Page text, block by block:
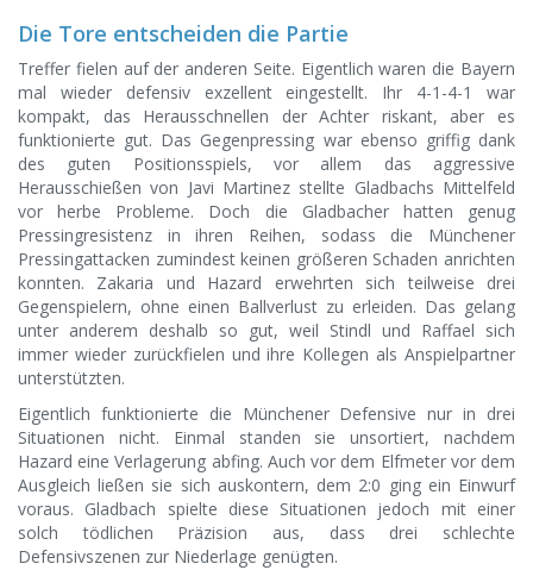
Die Tore entscheiden die Partie
Treffer fielen auf der anderen Seite. Eigentlich waren die Bayern
mal wieder defensiv exzellent eingestellt. Ihr 4-1-4-1 war
kompakt, das Herausschnellen der Achter riskant, aber es
funktionierte gut. Das Gegenpressing war ebenso griffig dank
des guten Positionsspiels, vor allem das aggressive
Herausschießen von Javi Martinez stellte Gladbachs Mittelfeld
vor herbe Probleme. Doch die Gladbacher hatten genug
Pressingresistenz in ihren Reihen, sodass die Münchener
Pressingattacken zumindest keinen größeren Schaden anrichten
konnten. Zakaria und Hazard erwehrten sich teilweise drei
Gegenspielern, ohne einen Ballverlust zu erleiden. Das gelang
unter anderem deshalb so gut, weil Stindl und Raffael sich
immer wieder zurückfielen und ihre Kollegen als Anspielpartner
unterstützten.
Eigentlich funktionierte die Münchener Defensive nur in drei
Situationen nicht. Einmal standen sie unsortiert, nachdem
Hazard eine Verlagerung abfing. Auch vor dem Elfmeter vor dem
Ausgleich ließen sie sich auskontern, dem 2:0 ging ein Einwurf
voraus. Gladbach spielte diese Situationen jedoch mit einer
solch tödlichen Präzision aus, dass drei schlechte
Defensivszenen zur Niederlage genügten.